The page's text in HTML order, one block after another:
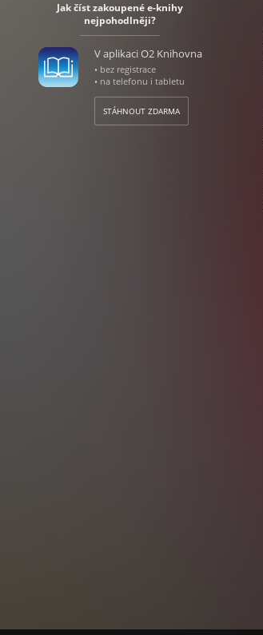
Jak číst zakoupené e-knihy
nejpohodlněji?
V aplikaci O2 Knihovna
• bez registrace
• na telefonu i tabletu
STÁHNOUT ZDARMA